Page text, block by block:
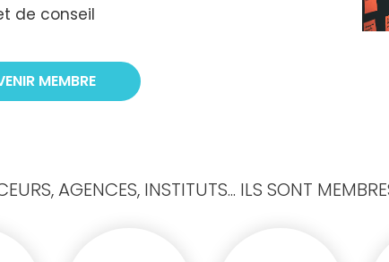
de conseil
MEMBRE
AGENCES, INSTITUTS... ILS SONT